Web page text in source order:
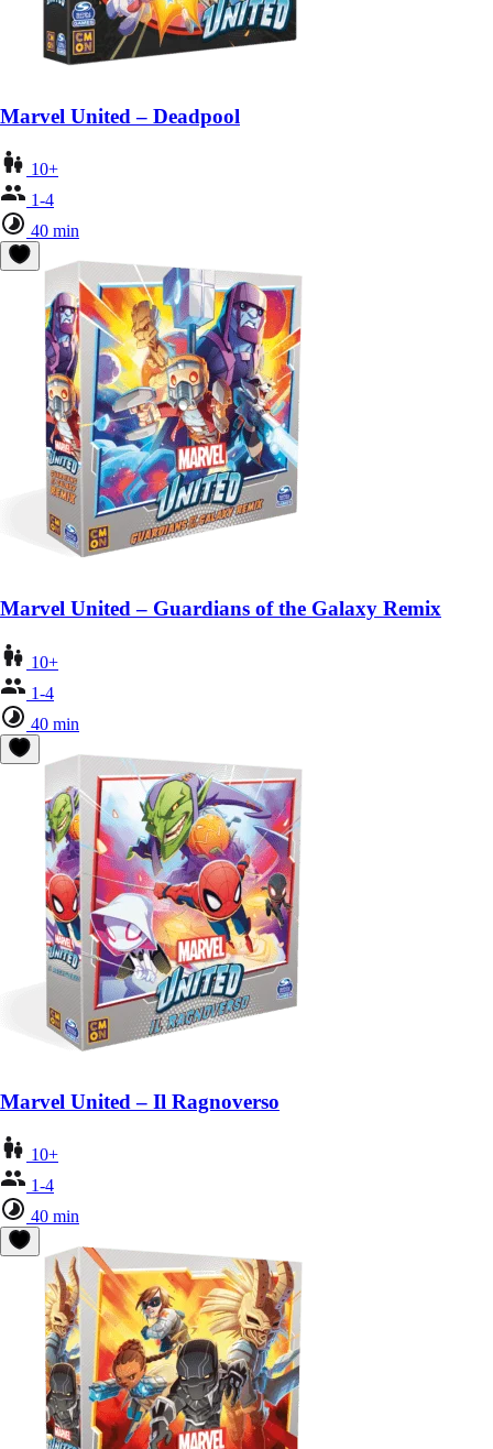
Marvel United – Deadpool
10+
1-4
40 min
Marvel United – Guardians of the Galaxy Remix
10+
1-4
40 min
Marvel United – Il Ragnoverso
10+
1-4
40 min